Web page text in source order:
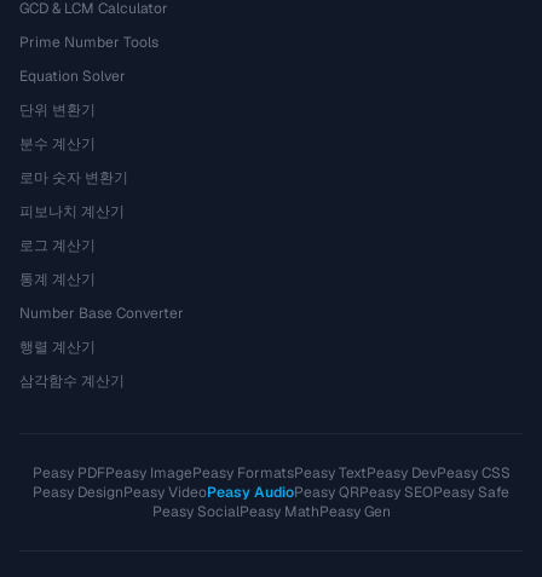
GCD & LCM Calculator
Prime Number Tools
Equation Solver
단위 변환기
분수 계산기
로마 숫자 변환기
피보나치 계산기
로그 계산기
통계 계산기
Number Base Converter
행렬 계산기
삼각함수 계산기
Peasy PDFPeasy ImagePeasy FormatsPeasy TextPeasy DevPeasy CSS
Peasy DesignPeasy VideoPeasy AudioPeasy QRPeasy SEOPeasy Safe
Peasy SocialPeasy MathPeasy Gen